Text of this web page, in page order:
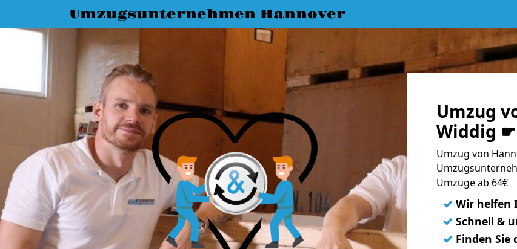
Umzugsunternehmen Hannover
Umzug
Widdig ☛
Umzug von
Umzüge ab 64€
✓ Wir helfen
✓ Schnell &
✓ Finden